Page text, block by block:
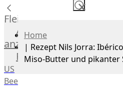
✕
Fleisch
Alle
anzeigen
Rind
US
Beef
Home
| Rezept Nils Jorra:
Miso-Butter und pikanter